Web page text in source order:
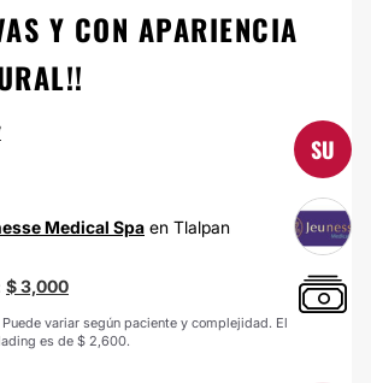
Y CON APARIENCIA
SU
Medical Spa en Tlalpan
$ 3,000
variar según paciente y complejidad. El
es de $ 2,600.